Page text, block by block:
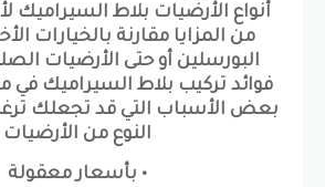
أنواع الأرضيات بلاط السيراميك
من المزايا مقارنة بالخيارات
البورسلين أو حتى الأرضيات
فوائد تركيب بلاط السيراميك في
بعض الأسباب التي قد تجعلك
النوع من الأرضيات
• بأسعار معقولة